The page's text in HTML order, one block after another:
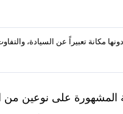
مكانة تعبيراً عن السيادة،
المشهورة على نوعين من